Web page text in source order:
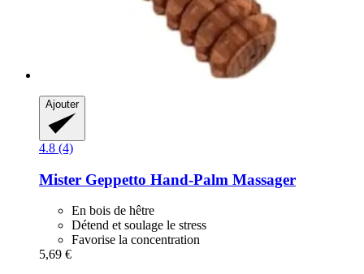
Ajouter
4.8 (4)
Mister Geppetto Hand-​Palm Massager
En bois de hêtre
Détend et soulage le stress
Favorise la concentration
5,69 €